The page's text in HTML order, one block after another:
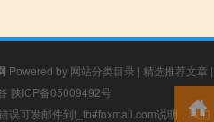
Powered by 网站分类目录 | 精选推荐文章 |
陕ICP备05009492号
误可发邮件到f_fb#foxmail.com说明，我们